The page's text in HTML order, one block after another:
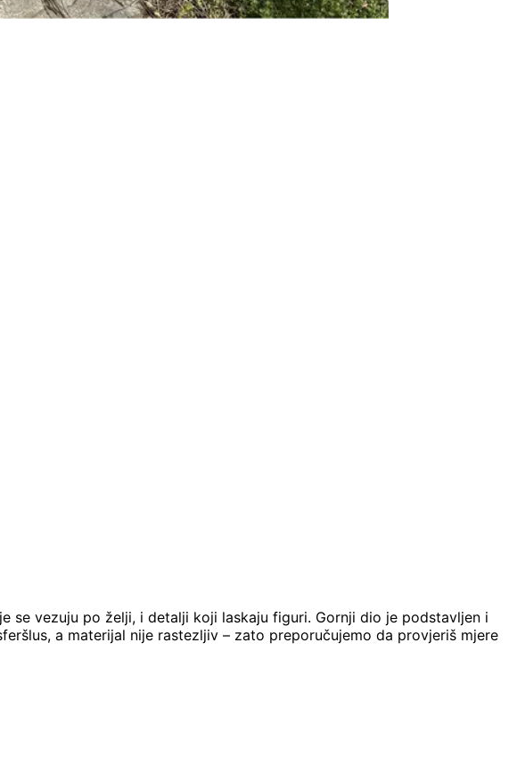
se vezuju po želji, i detalji koji laskaju figuri. Gornji dio je podstavljen i
a materijal nije rastezljiv – zato preporučujemo da provjeriš mjere